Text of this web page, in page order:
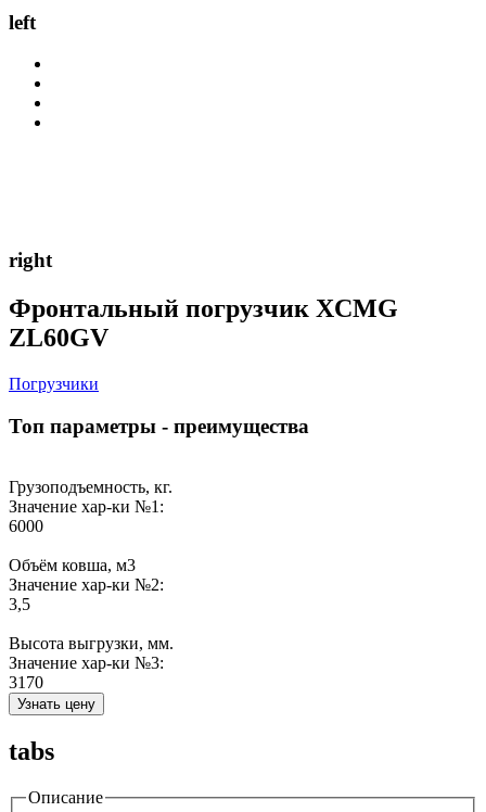
left
right
Фронтальный погрузчик XCMG
ZL60GV
Погрузчики
Топ параметры - преимущества
Грузоподъемность, кг.
Значение хар-ки №1:
6000
Объём ковша, м3
Значение хар-ки №2:
3,5
Высота выгрузки, мм.
Значение хар-ки №3:
3170
Узнать цену
tabs
Описание